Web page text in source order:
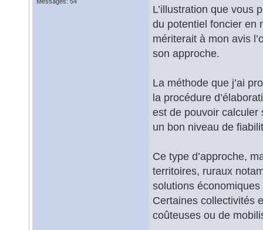
L’illustration que vous
du potentiel foncier en
mériterait à mon avis
son approche.
La méthode que j’ai
la procédure
est de pouvoir calculer
un bon niveau de
Ce type d’approche,
territoires, ruraux
solutions
Certaines collectivités
coûteuses ou de